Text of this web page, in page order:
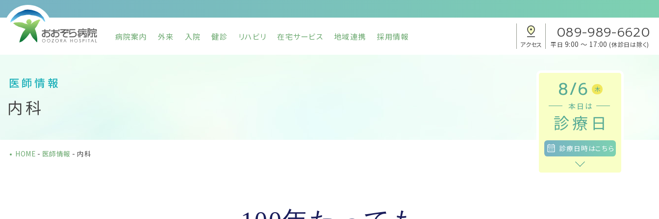
病院案内 外来 入院 健診 リハビリ 在宅サービス 地域連携 採用情報
アクセス
089-989-6620
平日 9:00 ～ 17:00 (休診日は除く)
医師情報
内科
8/6 木
本日は
診療日
診療日時 はこちら
HOME - 医師情報 - 内科